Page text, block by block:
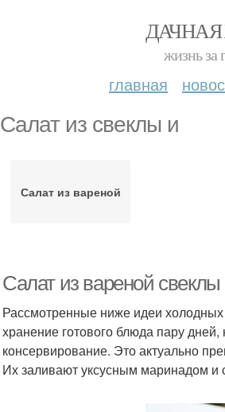
жизнь за
главная
Салат из свеклы и
Салат из вареной
Салат из вареной
Рассмотренные ниже идеи
хранение готового блюда пару
консервирование. Это актуально
Их заливают уксусным маринадом и